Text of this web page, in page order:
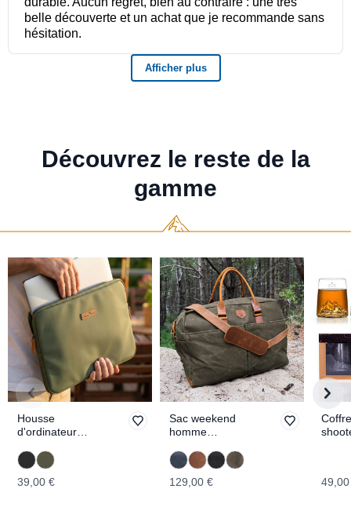
Découvrez le reste de la
gamme
Housse
d'ordinateur
39,00 €
Sac weekend
homme
129,00 €